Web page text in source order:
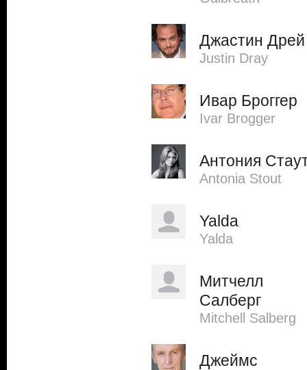
Джастин Дрей
Justin Dray
Ивар Броггер
Ivar Brogger
Антония
Antonia Stout
Yalda
Yalda
Митчелл
Салберг
Mitchell Salberg
Джеймс